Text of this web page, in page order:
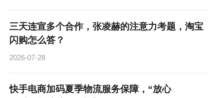
三天连宣多个合作，张凌赫的注意力考题，淘宝
闪购怎么答？
2026-07-28
快手电商加码夏季物流服务保障，“放心